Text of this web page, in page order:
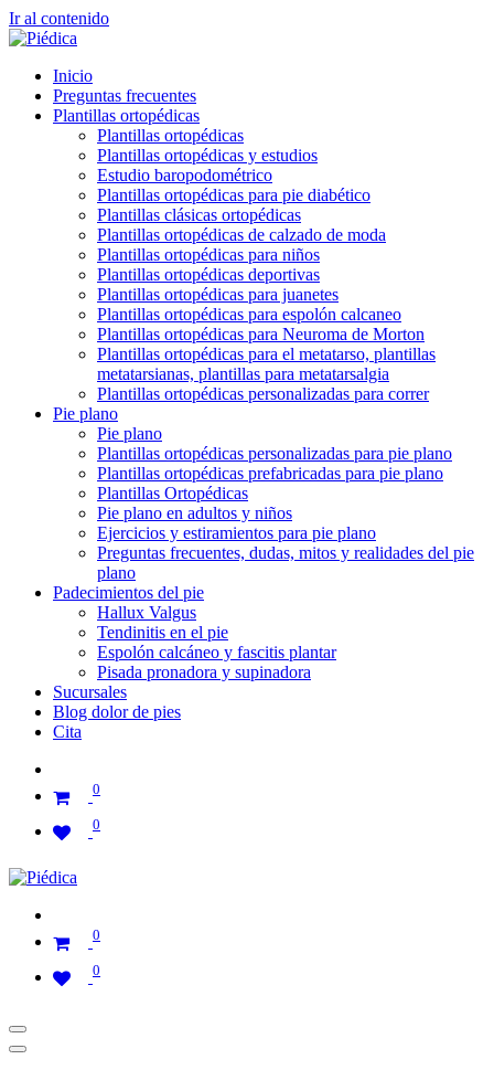
Ir al contenido
Inicio
Preguntas frecuentes
Plantillas ortopédicas
Plantillas ortopédicas
Plantillas ortopédicas y estudios
Estudio baropodométrico
Plantillas ortopédicas para pie diabético
Plantillas clásicas ortopédicas
Plantillas ortopédicas de calzado de moda
Plantillas ortopédicas para niños
Plantillas ortopédicas deportivas
Plantillas ortopédicas para juanetes
Plantillas ortopédicas para espolón calcaneo
Plantillas ortopédicas para Neuroma de Morton
Plantillas ortopédicas para el metatarso, plantillas
metatarsianas, plantillas para metatarsalgia
Plantillas ortopédicas personalizadas para correr
Pie plano
Pie plano
Plantillas ortopédicas personalizadas para pie plano
Plantillas ortopédicas prefabricadas para pie plano
Plantillas Ortopédicas
Pie plano en adultos y niños
Ejercicios y estiramientos para pie plano
Preguntas frecuentes, dudas, mitos y realidades del pie
plano
Padecimientos del pie
Hallux Valgus
Tendinitis en el pie
Espolón calcáneo y fascitis plantar
Pisada pronadora y supinadora
Sucursales
Blog dolor de pies
Cita
0
0
0
0